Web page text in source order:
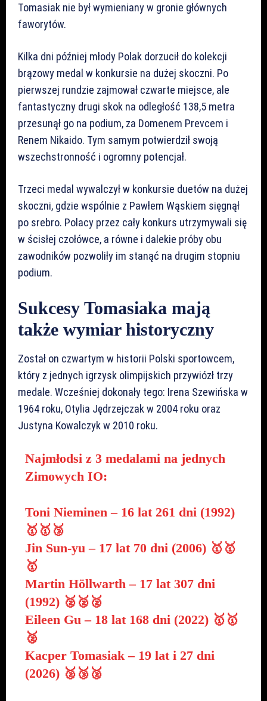
Tomasiak nie był wymieniany w gronie głównych
faworytów.
Kilka dni później młody Polak dorzucił do kolekcji
brązowy medal w konkursie na dużej skoczni. Po
pierwszej rundzie zajmował czwarte miejsce, ale
fantastyczny drugi skok na odległość 138,5 metra
przesunął go na podium, za Domenem Prevcem i
Renem Nikaido. Tym samym potwierdził swoją
wszechstronność i ogromny potencjał.
Trzeci medal wywalczył w konkursie duetów na dużej
skoczni, gdzie wspólnie z Pawłem Wąskiem sięgnął
po srebro. Polacy przez cały konkurs utrzymywali się
w ścisłej czołówce, a równe i dalekie próby obu
zawodników pozwoliły im stanąć na drugim stopniu
podium.
Sukcesy Tomasiaka mają
także wymiar historyczny
Został on czwartym w historii Polski sportowcem,
który z jednych igrzysk olimpijskich przywiózł trzy
medale. Wcześniej dokonały tego: Irena Szewińska w
1964 roku, Otylia Jędrzejczak w 2004 roku oraz
Justyna Kowalczyk w 2010 roku.
Najmłodsi z 3 medalami na jednych
Zimowych IO:
Toni Nieminen – 16 lat 261 dni (1992)
🥇🥇🥉
Jin Sun-yu – 17 lat 70 dni (2006) 🥇🥇
🥇
Martin Höllwarth – 17 lat 307 dni
(1992) 🥈🥈🥈
Eileen Gu – 18 lat 168 dni (2022) 🥇🥇
🥈
Kacper Tomasiak – 19 lat i 27 dni
(2026) 🥈🥉🥈